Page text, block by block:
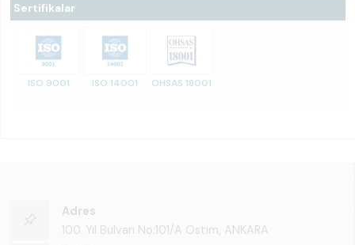
Sertifikalar
ISO 9001 ISO 14001 OHSAS 18001
Adres
100. Yıl Bulvarı No:101/A Ostim, ANKARA